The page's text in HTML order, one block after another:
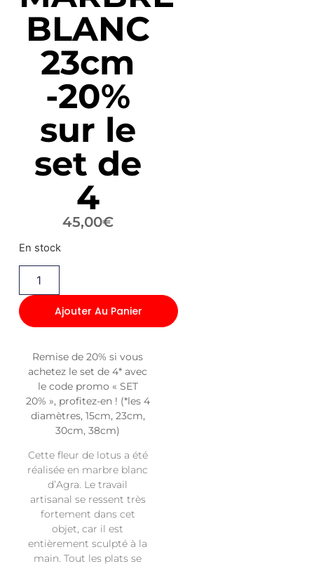
BLANC
23cm
-20%
sur le
set de
4
45,00€
En stock
Ajouter Au Panier
Remise de 20% si vous
achetez le set de 4* avec
le code promo « SET
20% », profitez-en ! (*les 4
diamètres, 15cm, 23cm,
30cm, 38cm)
Cette fleur de lotus a été
réalisée en marbre blanc
d’Agra. Le travail
artisanal se ressent très
fortement dans cet
objet, car il est
entièrement sculpté à la
main. Tout les plats se